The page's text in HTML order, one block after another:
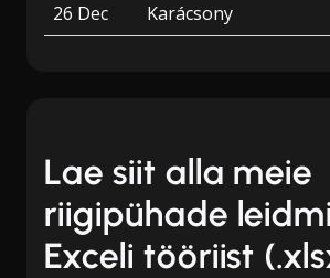
26 Dec
Karácsony
Lae siit alla meie
riigipühade
Exceli tööriist